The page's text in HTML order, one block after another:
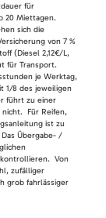
für
20 Miettagen.
sich die
von 7 %
(Diesel 2,12€/L,
für Transport.
je Werktag,
1/8 des jeweiligen
führt zu einer
nicht. Für Reifen,
ist zu
Übergabe- /
Von
zufälliger
grob fahrlässiger